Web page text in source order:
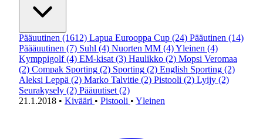
Pääuutinen (1612) Lapua Eurooppa Cup (24) Pääutinen (14)
Päääuutinen (7) Suhl (4) Nuorten MM (4)Yleinen (4)
Kymppigolf (4) EM-kisat (3) Haulikko (2) Mopsi Veromaa
(2) Compak Sporting (2) Sporting (2) English Sporting (2)
Aleksi Leppä (2) Marko Talvitie (2) Pistooli (2) Lyijy (2)
Seurakysely (2) Pääuutiset (2)
21.1.2018 • Kivääri • Pistooli • Yleinen